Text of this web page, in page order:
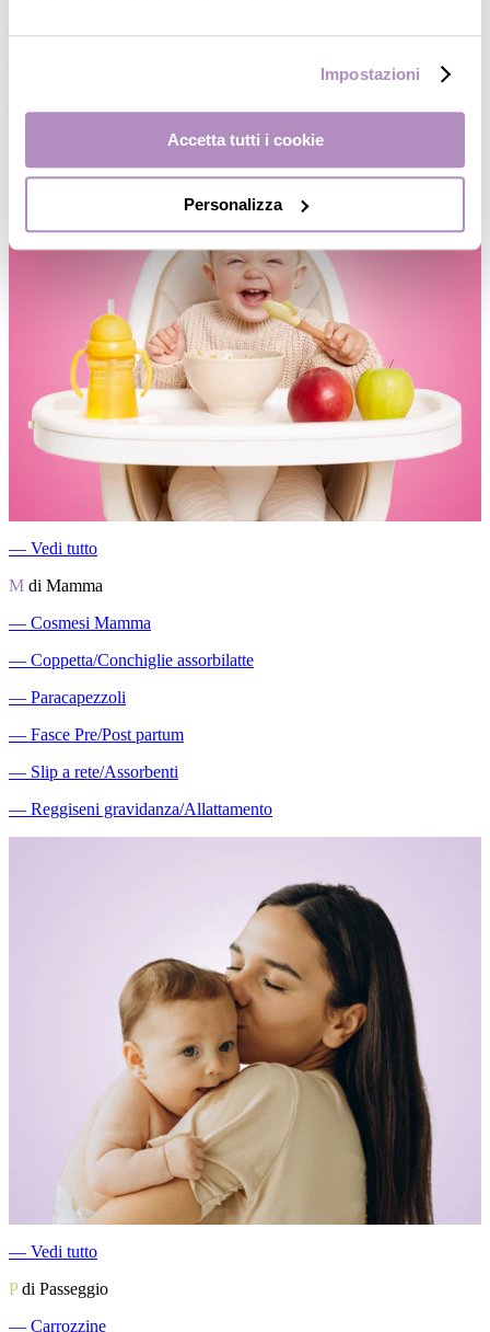
Impostazioni
Accetta tutti i cookie
Personalizza
― Vedi tutto
M di Mamma
― Cosmesi Mamma
― Coppetta/Conchiglie assorbilatte
― Paracapezzoli
― Fasce Pre/Post partum
― Slip a rete/Assorbenti
― Reggiseni gravidanza/Allattamento
― Vedi tutto
Pdi Passeggio
― Carrozzine